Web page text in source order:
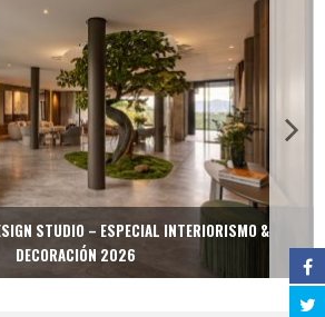
STUDIO – ESPECIAL INTERIORISMO &
DECORACIÓN 2026